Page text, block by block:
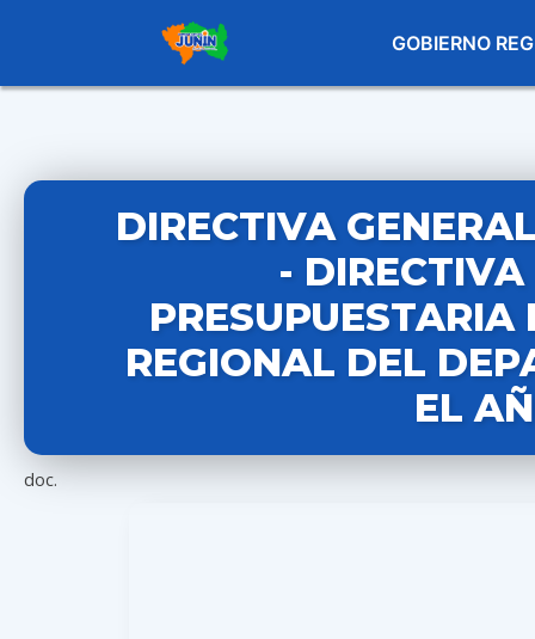
GOBIERNO
DIRECTIVA
-
REGIONAL DEL
EL
doc.